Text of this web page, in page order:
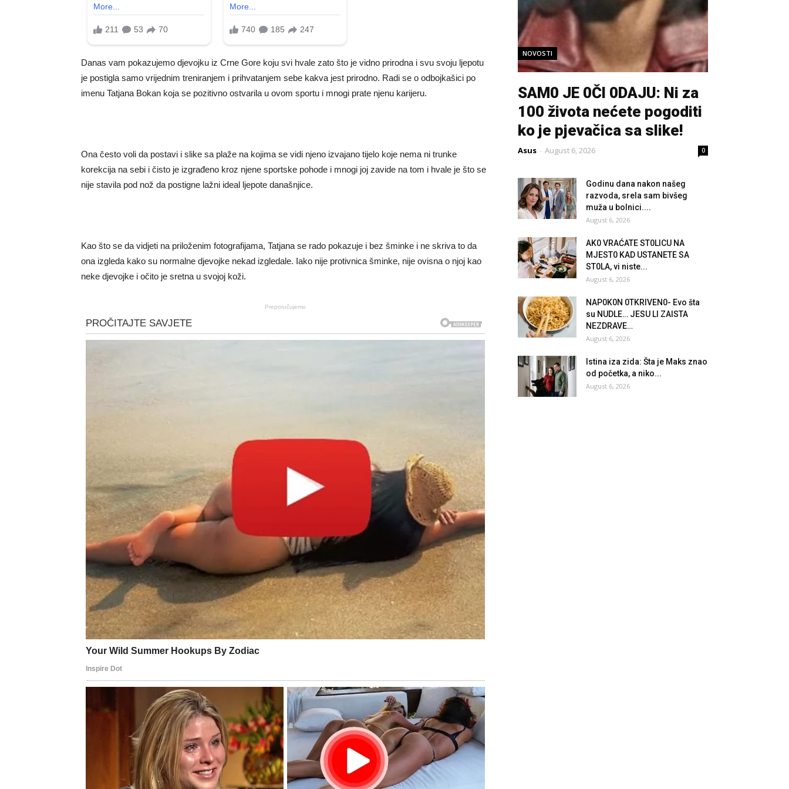
Danas vam pokazujemo djevojku iz Crne Gore koju svi hvale zato što je vidno prirodna i svu svoju ljepotu
je postigla samo vrijednim treniranjem i prihvatanjem sebe kakva jest prirodno. Radi se o odbojkašici po
imenu Tatjana Bokan koja se pozitivno ostvarila u ovom sportu i mnogi prate njenu karijeru.
Ona često voli da postavi i slike sa plaže na kojima se vidi njeno izvajano tijelo koje nema ni trunke
korekcija na sebi i čisto je izgrađeno kroz njene sportske pohode i mnogi joj zavide na tom i hvale je što se
nije stavila pod nož da postigne lažni ideal ljepote današnjice.
Kao što se da vidjeti na priloženim fotografijama, Tatjana se rado pokazuje i bez šminke i ne skriva to da
ona izgleda kako su normalne djevojke nekad izgledale. Iako nije protivnica šminke, nije ovisna o njoj kao
neke djevojke i očito je sretna u svojoj koži.
Preporučujemo
NOVOSTI
SAM0 JE 0Čl 0DAJU: Ni za
100 života nećete pogoditi
ko je pjevačica sa slike!
Asus - August 6, 2026 0
Godinu dana nakon našeg
razvoda, srela sam bivšeg
muža u bolnici....
August 6, 2026
AK0 VRAĆATE ST0LlCU NA
MJEST0 KAD USTANETE SA
ST0LA, vi niste...
August 6, 2026
NAP0K0N 0TKRlVEN0- Evo šta
su NUDLE… JESU Ll ZAlSTA
NEZDRAVE…
August 6, 2026
Istina iza zida: Šta je Maks znao
od početka, a niko...
August 6, 2026